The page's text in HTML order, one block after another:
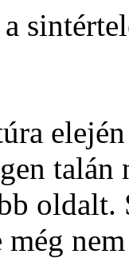
talán
oldalt.